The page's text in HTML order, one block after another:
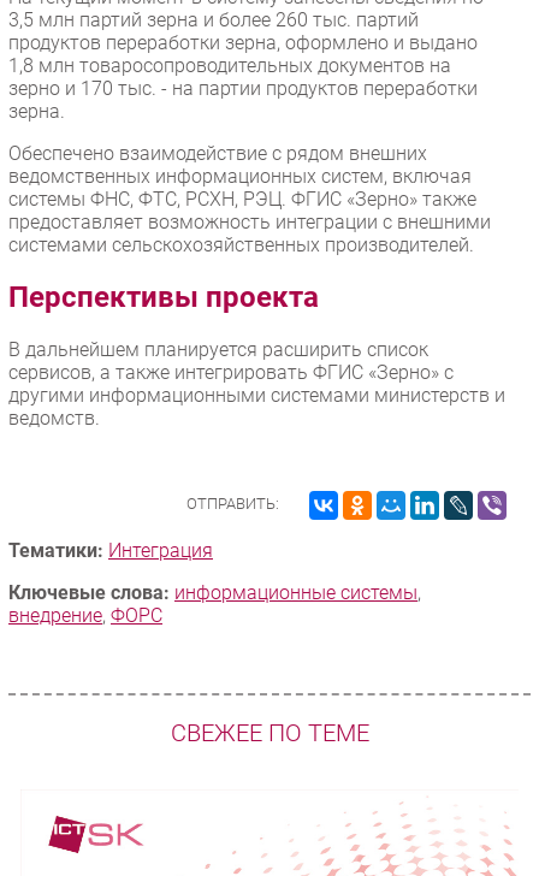
3,5 млн партий зерна и более 260 тыс. партий
продуктов переработки зерна, оформлено и выдано
1,8 млн товаросопроводительных документов на
зерно и 170 тыс. - на партии продуктов переработки
зерна.
Обеспечено взаимодействие с рядом внешних
ведомственных информационных систем, включая
системы ФНС, ФТС, РСХН, РЭЦ. ФГИС «Зерно» также
предоставляет возможность интеграции с внешними
системами сельскохозяйственных производителей.
Перспективы проекта
В дальнейшем планируется расширить список
сервисов, а также интегрировать ФГИС «Зерно» с
другими информационными системами министерств и
ведомств.
ОТПРАВИТЬ:
Тематики: Интеграция
Ключевые слова: информационные системы,
внедрение, ФОРС
СВЕЖЕЕ ПО ТЕМЕ